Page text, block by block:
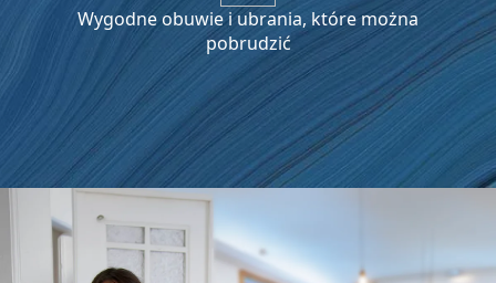
Wygodne obuwie i ubrania, które można
pobrudzić